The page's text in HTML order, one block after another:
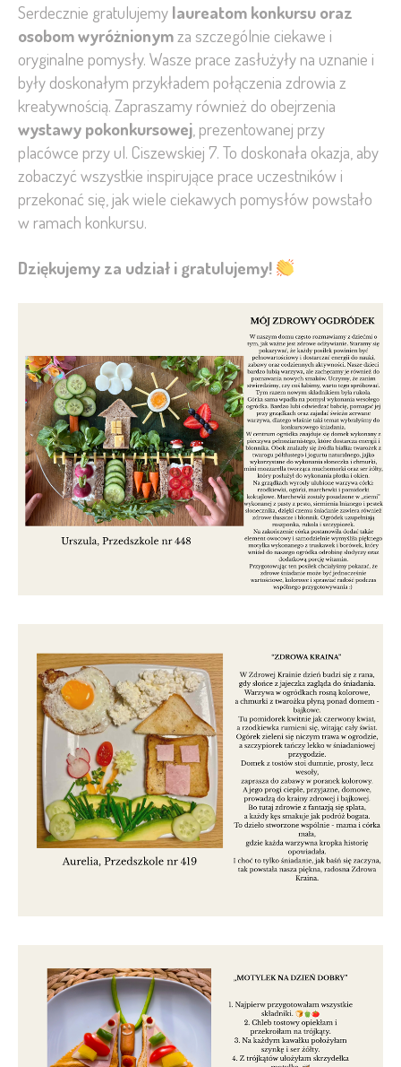
Serdecznie gratulujemy laureatom konkursu oraz
osobom wyróżnionymza szczególnie ciekawe i
oryginalne pomysły. Wasze prace zasłużyły na uznanie i
były doskonałym przykładem połączenia zdrowia z
kreatywnością. Zapraszamy również do obejrzenia
wystawy pokonkursowej, prezentowanej przy
placówce przy ul. Ciszewskiej 7. To doskonała okazja, aby
zobaczyć wszystkie inspirujące prace uczestników i
przekonać się, jak wiele ciekawych pomysłów powstało
w ramach konkursu.
Dziękujemy za udział i gratulujemy!